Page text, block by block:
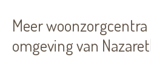
Meer woonzorgcentra
omgeving van